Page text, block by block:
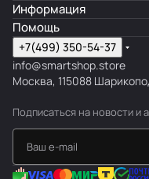
Информация
Помощь
+7(499) 350-54-37
info@smartshop.store
Москва, 115088
Подписаться на новости и